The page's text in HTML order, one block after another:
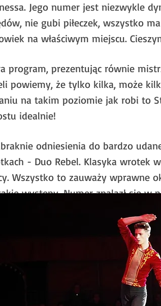
Jego numer jest niezwykle
nie gubi piłeczek, wszystko
na właściwym miejscu.
program, prezentując równie
powiemy, że tylko kilka, może
na takim poziomie jak robi to
idealnie!
odniesienia do bardzo
- Duo Rebel. Klasyka wrotek
Wszystko to zauważy wprawne
występy. Numer znalazł się w
drugiej.